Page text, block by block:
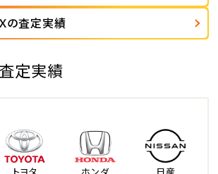
の査定実績
定実績
トヨタ ホンダ 日産